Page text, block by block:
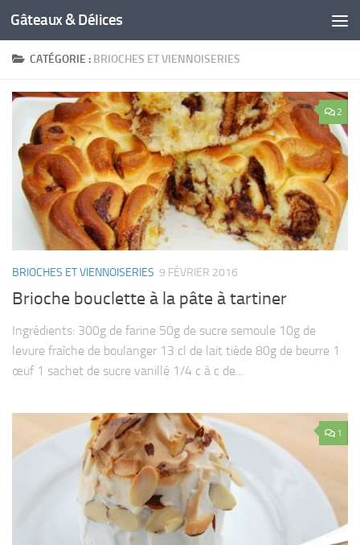
Gâteaux & Délices
CATÉGORIE : BRIOCHES ET VIENNOISERIES
2
BRIOCHES ET VIENNOISERIES 9 FÉVRIER 2016
Brioche bouclette à la pâte à tartiner
Ingrédients: 300g de farine 50g de sucre semoule 10g de
levure fraîche de boulanger 13 cl de lait tiède 80g de beurre 1
œuf 1 sachet de sucre vanillé 1/4 c à c de...
1